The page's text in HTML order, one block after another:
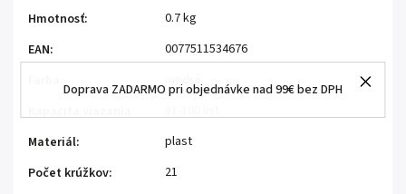
Doprava ZADARMO pri objednávke nad 99€ bez DPH
Hmotnosť:
0.7 kg
EAN:
0077511534676
modrá
Materiál:
plast
Počet krúžkov:
21